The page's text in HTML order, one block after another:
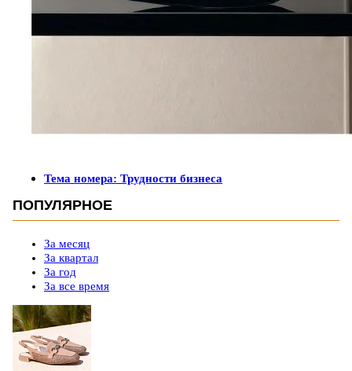
Тема номера: Трудности бизнеса
ПОПУЛЯРНОЕ
За месяц
За квартал
За год
За все время